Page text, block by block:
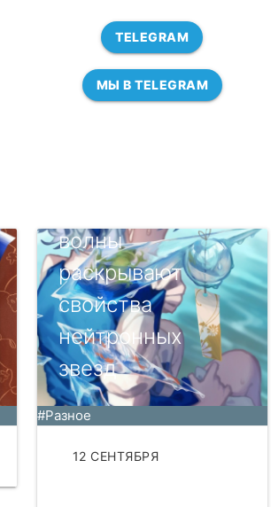
TELEGRAM
МЫ В TELEGRAM
волны
раскрывают
свойства
нейтронных
звезд
#Разное
12 СЕНТЯБРЯ